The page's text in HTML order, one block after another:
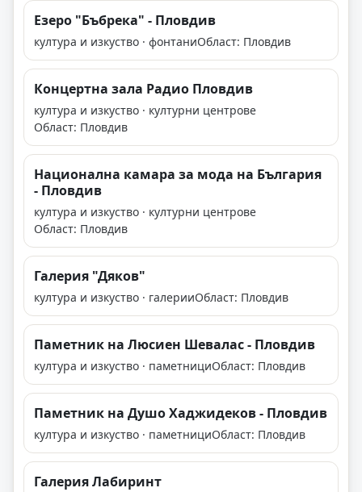
Езеро "Бъбрека" - Пловдив
култура и изкуство · фонтаниОбласт: Пловдив
Концертна зала Радио Пловдив
култура и изкуство · културни центрове
Област: Пловдив
Национална камара за мода на България
- Пловдив
култура и изкуство · културни центрове
Област: Пловдив
Галерия "Дяков"
култура и изкуство · галерииОбласт: Пловдив
Паметник на Люсиен Шевалас - Пловдив
култура и изкуство · паметнициОбласт: Пловдив
Паметник на Душо Хаджидеков - Пловдив
култура и изкуство · паметнициОбласт: Пловдив
Галерия Лабиринт